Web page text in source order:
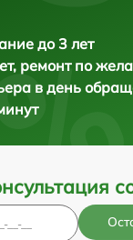
до 3 лет
ремонт по
в день